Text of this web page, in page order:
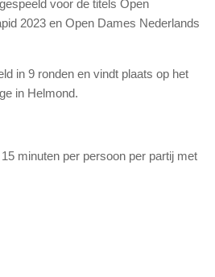
voor de titels Open
2023 en Open Dames Nederlands
in 9 ronden en vindt plaats op het
in Helmond.
minuten per persoon per partij met